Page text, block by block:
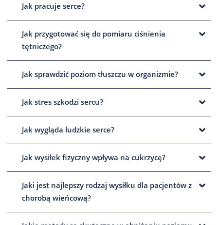
Jak pracuje serce?
Jak przygotować się do pomiaru ciśnienia
tętniczego?
Jak sprawdzić poziom tłuszczu w organizmie?
Jak stres szkodzi sercu?
Jak wygląda ludzkie serce?
Jak wysiłek fizyczny wpływa na cukrzycę?
Jaki jest najlepszy rodzaj wysiłku dla pacjentów z
chorobą wieńcową?